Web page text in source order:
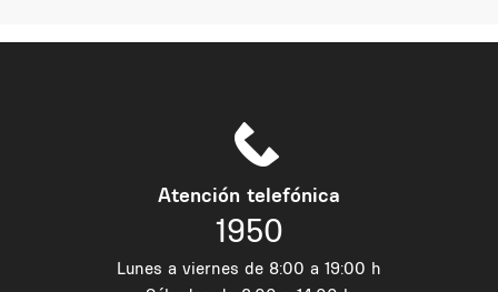
Atención telefónica
1950
Lunes a viernes de 8:00 a 19:00 h